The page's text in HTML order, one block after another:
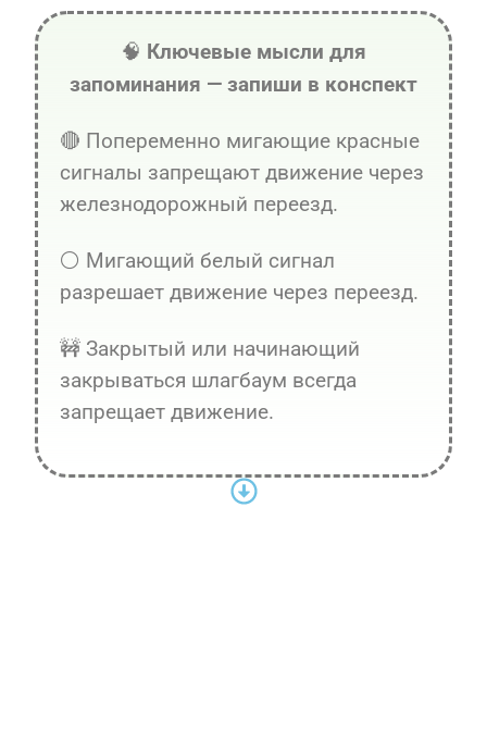
🧠 Ключевые мысли для
запоминания — запиши в конспект
🔴 Попеременно мигающие красные
сигналы запрещают движение через
железнодорожный переезд.
⚪ Мигающий белый сигнал
разрешает движение через переезд.
🚧 Закрытый или начинающий
закрываться шлагбаум всегда
запрещает движение.